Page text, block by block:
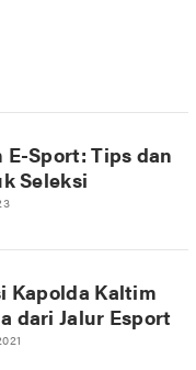
E-Sport: Tips dan
Seleksi
Kapolda Kaltim
dari Jalur Esport